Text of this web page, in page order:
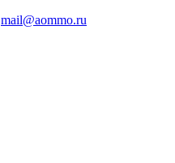
mail@aommo.ru